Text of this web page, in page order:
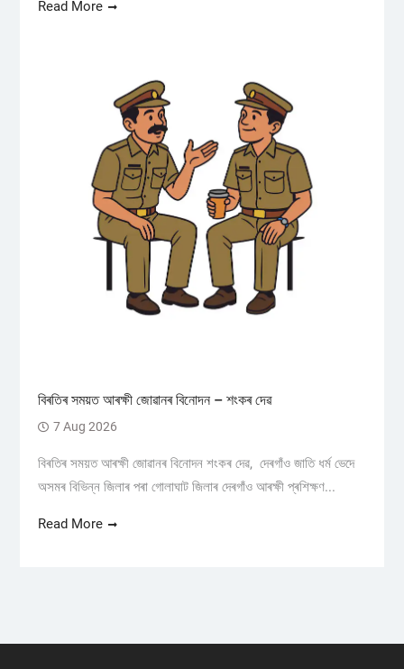
Read More
বিৰতিৰ সময়ত আৰক্ষী জোৱানৰ বিনোদন – শংকৰ দেৱ
7 Aug 2026
বিৰতিৰ সময়ত আৰক্ষী জোৱানৰ বিনোদন শংকৰ দেৱ, দেৰগাঁও জাতি ধৰ্ম ভেদে
অসমৰ বিভিন্ন জিলাৰ পৰা গোলাঘাট জিলাৰ দেৰগাঁও আৰক্ষী প্ৰশিক্ষণ...
Read More